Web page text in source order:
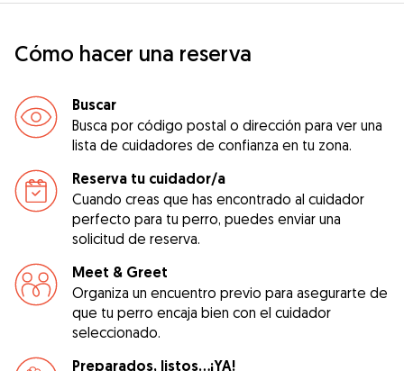
Cómo hacer una reserva
Buscar
Busca por código postal o dirección para ver una
lista de cuidadores de confianza en tu zona.
Reserva tu cuidador/a
Cuando creas que has encontrado al cuidador
perfecto para tu perro, puedes enviar una
solicitud de reserva.
Meet & Greet
Organiza un encuentro previo para asegurarte de
que tu perro encaja bien con el cuidador
seleccionado.
Preparados, listos...¡YA!